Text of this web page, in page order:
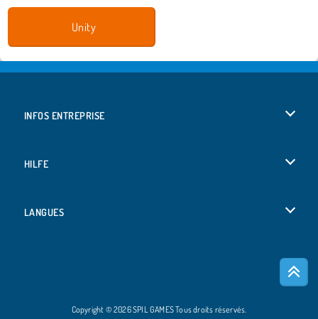
Unity
INFOS ENTREPRISE
HILFE
LANGUES
Copyright © 2026 SPIL GAMES Tous droits réservés.